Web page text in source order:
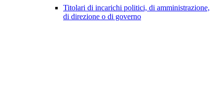
Titolari di incarichi politici, di amministrazione,
di direzione o di governo